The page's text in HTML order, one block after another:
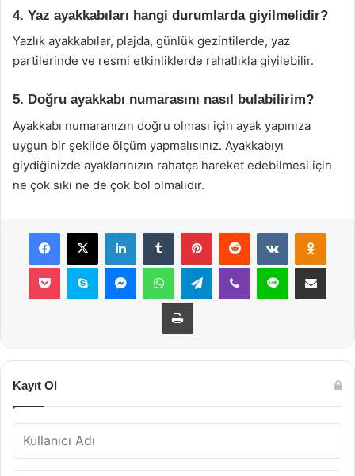
4. Yaz ayakkabıları hangi durumlarda giyilmelidir?
Yazlık ayakkabılar, plajda, günlük gezintilerde, yaz
partilerinde ve resmi etkinliklerde rahatlıkla giyilebilir.
5. Doğru ayakkabı numarasını nasıl bulabilirim?
Ayakkabı numaranızın doğru olması için ayak yapınıza
uygun bir şekilde ölçüm yapmalısınız. Ayakkabıyı
giydiğinizde ayaklarınızın rahatça hareket edebilmesi için
ne çok sıkı ne de çok bol olmalıdır.
Facebook
X LinkedInTumblr PinterestReddit VKontakte
Pocket Skype MessengerWhatsAppTelegramViber Line E-Posta ile
Yazdır
Kayıt Ol